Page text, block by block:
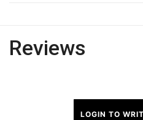
Reviews
LOGIN TO